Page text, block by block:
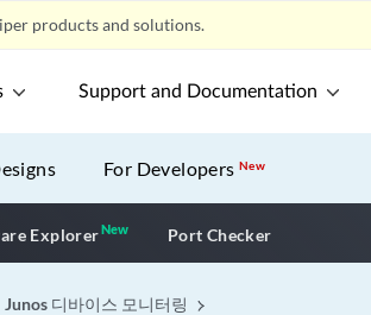
products and solutions.
Support and Documentation
For DevelopersNew
ExplorerNewNew application
Port Checker
Junos 디바이스 모니터링